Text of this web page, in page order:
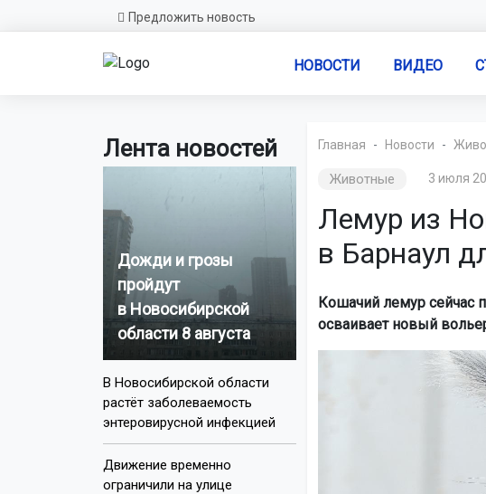
Предложить новость
НОВОСТИ ВИДЕО
Лента новостей
Дожди и грозы
пройдут
в Новосибирской
области 8 августа
В Новосибирской области
растёт заболеваемость
энтеровирусной инфекцией
Движение временно
ограничили на улице
Главная Новости
Животные 3 июля
Лемур из
в Барнаул
Кошачий лемур сейчас
осваивает новый